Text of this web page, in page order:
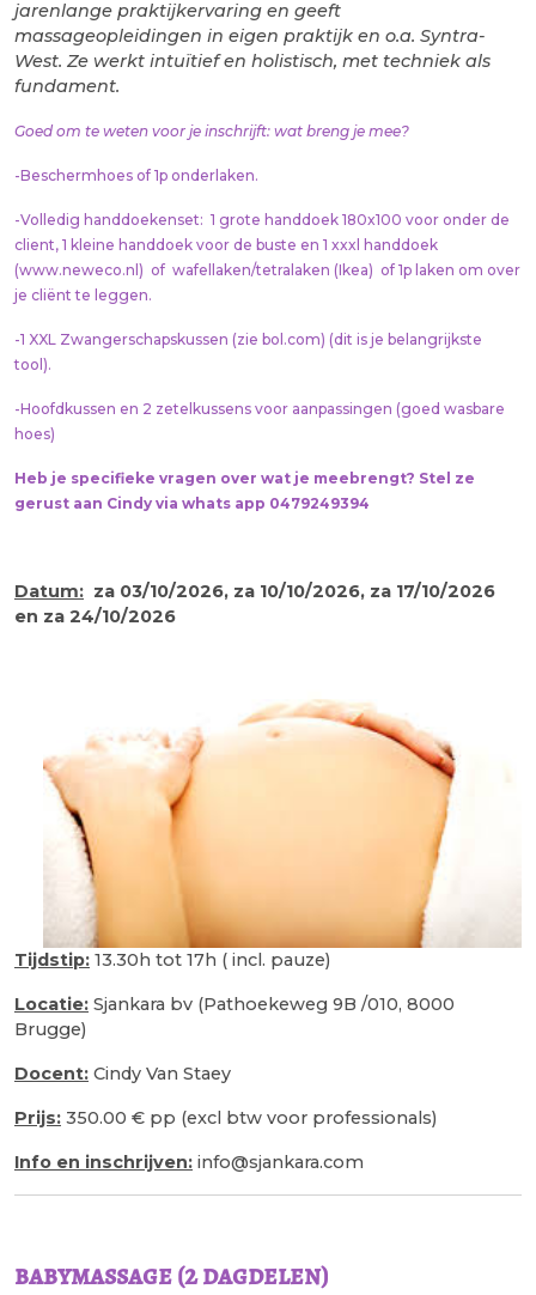
jarenlange praktijkervaring en geeft
massageopleidingen in eigen praktijk en o.a. Syntra-
West. Ze werkt intuïtief en holistisch, met techniek als
fundament.
Goed om te weten voor je inschrijft: wat breng je mee?
-Beschermhoes of 1p onderlaken.
-Volledig handdoekenset: 1 grote handdoek 180x100 voor onder de
client, 1 kleine handdoek voor de buste en 1 xxxl handdoek
(www.neweco.nl) of wafellaken/tetralaken (Ikea) of 1p laken om over
je cliënt te leggen.
-1 XXL Zwangerschapskussen (zie bol.com) (dit is je belangrijkste
tool).
-Hoofdkussen en 2 zetelkussens voor aanpassingen (goed wasbare
hoes)
Heb je specifieke vragen over wat je meebrengt? Stel ze
gerust aan Cindy via whats app 0479249394
Datum: za 03/10/2026, za 10/10/2026, za 17/10/2026
en za 24/10/2026
Tijdstip: 13.30h tot 17h ( incl. pauze)
Locatie: Sjankara bv (Pathoekeweg 9B /010, 8000
Brugge)
Docent: Cindy Van Staey
Prijs: 350.00 € pp (excl btw voor professionals)
Info en inschrijven: info@sjankara.com
babymassage (2 dagdelen)